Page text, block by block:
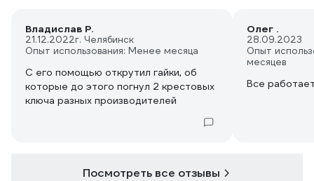
Владислав Р.
21.12.2022г. Челябинск
Опыт использования: Менее месяца
С его помощью открутил гайки, об
которые до этого погнул 2 крестовых
ключа разных производителей
Олег .
28.09.2023
Опыт
месяцев
Все
Посмотреть все отзывы